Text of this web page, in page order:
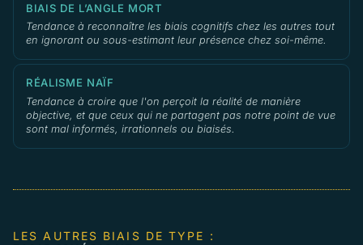
BIAIS DE L’ANGLE MORT
Tendance à reconnaître les biais cognitifs chez les autres tout
en ignorant ou sous-estimant leur présence chez soi-même.
RÉALISME NAÏF
Tendance à croire que l'on perçoit la réalité de manière
objective, et que ceux qui ne partagent pas notre point de vue
sont mal informés, irrationnels ou biaisés.
LES AUTRES BIAIS DE TYPE :